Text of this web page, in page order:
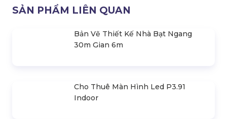
Nhà Bạt Lắp Ghép Di Động Khung
1.500.000 đ
5.400.000 đ